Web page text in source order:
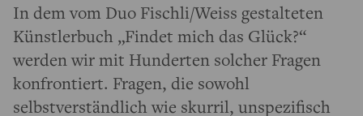
In dem vom Duo Fischli/Weiss gestalteten
Künstlerbuch „Findet mich das Glück?“
werden wir mit Hunderten solcher Fragen
konfrontiert. Fragen, die sowohl
selbstverständlich wie skurril, unspezifisch